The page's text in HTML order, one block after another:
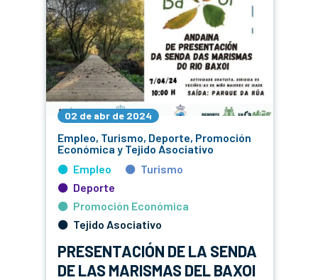
02 de abr de 2024
Empleo, Turismo, Deporte, Promoción
Económica y Tejido Asociativo
Empleo
Turismo
Deporte
Promoción Económica
Tejido Asociativo
PRESENTACIÓN DE LA SENDA
DE LAS MARISMAS DEL BAXOI